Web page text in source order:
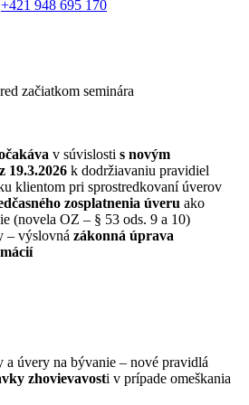
+421 948 695 170
začiatkom seminára
v súvislosti s novým
19.3.2026 k dodržiavaniu pravidiel
klientom pri sprostredkovaní úverov
zosplatnenia úveru ako
(novela OZ – § 53 ods. 9 a 10)
– výslovná zákonná úprava
a úvery na bývanie – nové pravidlá
zhovievavosti v prípade omeškania